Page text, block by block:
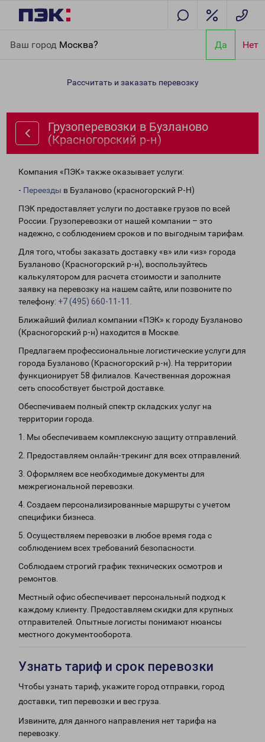
Ваш город Москва? Да Нет
(Красногорский р-н)
Рассчитать и заказать перевозку
Грузоперевозки в Бузланово
(Красногорский р-н)
Компания «ПЭК» также оказывает услуги:
- Переезды в Бузланово (красногорский Р-Н)
ПЭК предоставляет услуги по доставке грузов по всей
России. Грузоперевозки от нашей компании – это
надежно, с соблюдением сроков и по выгодным тарифам.
Для того, чтобы заказать доставку «в» или «из» города
Бузланово (Красногорский р-н), воспользуйтесь
калькулятором для расчета стоимости и заполните
заявку на перевозку на нашем сайте, или позвоните по
телефону: +7 (495) 660-11-11
Ближайший филиал компании «ПЭК» к городу Бузланово
(Красногорский р-н) находится в Москве.
Предлагаем профессиональные логистические услуги для
города Бузланово (Красногорский р-н). На территории
функционирует 58 филиалов. Качественная дорожная
сеть способствует быстрой доставке.
Обеспечиваем полный спектр складских услуг на
территории города.
1. Мы обеспечиваем комплексную защиту отправлений.
2. Предоставляем онлайн-трекинг для всех отправлений.
3. Оформляем все необходимые документы для
межрегиональной перевозки.
4. Создаем персонализированные маршруты с учетом
специфики бизнеса.
5. Осуществляем перевозки в любое время года с
соблюдением всех требований безопасности.
Соблюдаем строгий график технических осмотров и
ремонтов.
Местный офис обеспечивает персональный подход к
каждому клиенту. Предоставляем скидки для крупных
отправителей. Опытные логисты понимают нюансы
местного документооборота.
Узнать тариф и срок перевозки
Чтобы узнать тариф, укажите город отправки, город
доставки, тип перевозки и вес груза.
Извините, для данного направления нет тарифа на
перевозку.